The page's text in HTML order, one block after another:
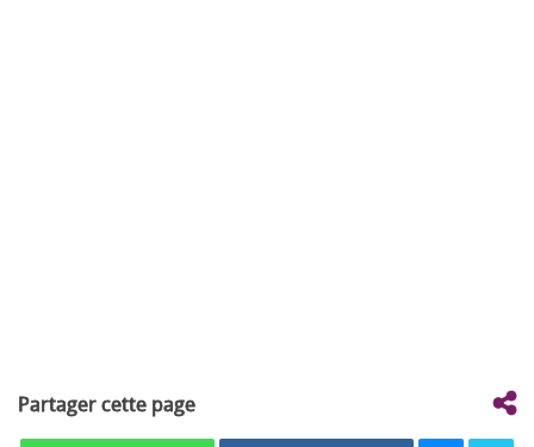
Partager cette page